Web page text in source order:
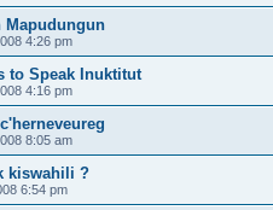
Mapudungun
4:26 pm
to Speak Inuktitut
4:16 pm
8:05 am
kiswahili ?
6:54 pm